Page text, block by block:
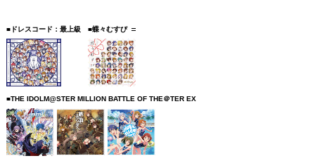
■ドレスコード：最上級 ■蝶々むすび
■THE IDOLM@STER MILLION BATTLE OF THE＠TER EX